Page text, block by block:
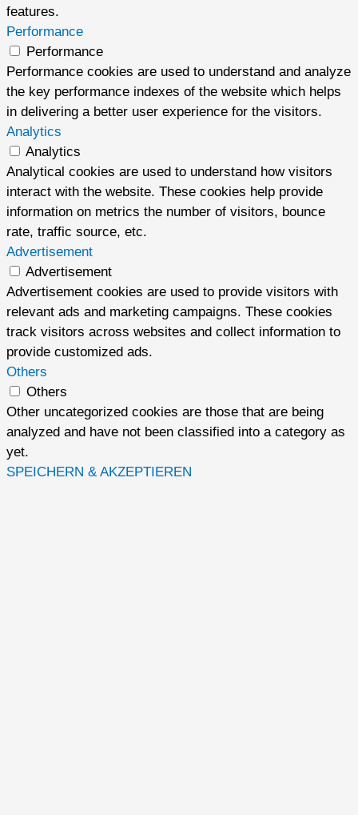
features.
Performance
Performance
Performance cookies are used to understand and analyze
the key performance indexes of the website which helps
in delivering a better user experience for the visitors.
Analytics
Analytics
Analytical cookies are used to understand how visitors
interact with the website. These cookies help provide
information on metrics the number of visitors, bounce
rate, traffic source, etc.
Advertisement
Advertisement
Advertisement cookies are used to provide visitors with
relevant ads and marketing campaigns. These cookies
track visitors across websites and collect information to
provide customized ads.
Others
Others
Other uncategorized cookies are those that are being
analyzed and have not been classified into a category as
yet.
SPEICHERN & AKZEPTIEREN